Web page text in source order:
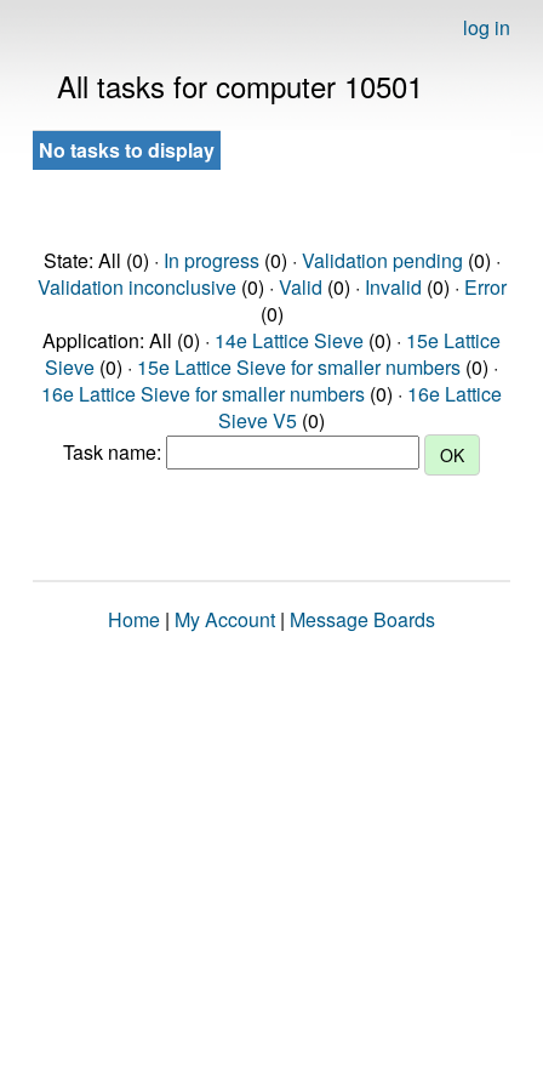
log in
All tasks for computer 10501
No tasks to display
State: All (0) · In progress(0) · Validation pending (0) ·
Validation inconclusive(0) · Valid (0) · Invalid (0) · Error
(0)
Application: All (0) · 14e Lattice Sieve (0) · 15e Lattice
Sieve (0) · 15e Lattice Sieve for smaller numbers (0) ·
16e Lattice Sieve for smaller numbers (0) · 16e Lattice
Sieve V5 (0)
Task name:
Home | My Account | Message Boards